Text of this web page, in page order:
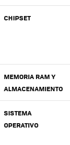
CHIPSET
MEMORIA RAM Y
ALMACENAMIENTO
SISTEMA
OPERATIVO